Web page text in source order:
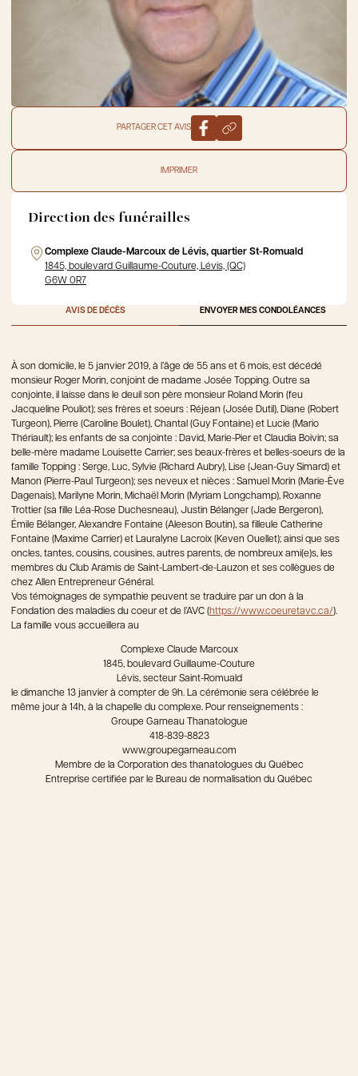
PARTAGER CET AVIS
IMPRIMER
Direction des funérailles
Complexe Claude-Marcoux de Lévis, quartier St-Romuald
1845, boulevard Guillaume-Couture, Lévis, (QC)
G6W 0R7
AVIS DE DÉCÈS ENVOYER MES CONDOLÉANCES
À son domicile, le 5 janvier 2019, à l’âge de 55 ans et 6 mois, est décédé
monsieur Roger Morin, conjoint de madame Josée Topping. Outre sa
conjointe, il laisse dans le deuil son père monsieur Roland Morin (feu
Jacqueline Pouliot); ses frères et soeurs : Réjean (Josée Dutil), Diane (Robert
Turgeon), Pierre (Caroline Boulet), Chantal (Guy Fontaine) et Lucie (Mario
Thériault); les enfants de sa conjointe : David, Marie-Pier et Claudia Boivin; sa
belle-mère madame Louisette Carrier; ses beaux-frères et belles-soeurs de la
famille Topping : Serge, Luc, Sylvie (Richard Aubry), Lise (Jean-Guy Simard) et
Manon (Pierre-Paul Turgeon); ses neveux et nièces : Samuel Morin (Marie-Ève
Dagenais), Marilyne Morin, Michaël Morin (Myriam Longchamp), Roxanne
Trottier (sa fille Léa-Rose Duchesneau), Justin Bélanger (Jade Bergeron),
Émile Bélanger, Alexandre Fontaine (Aleeson Boutin), sa filleule Catherine
Fontaine (Maxime Carrier) et Lauralyne Lacroix (Keven Ouellet); ainsi que ses
oncles, tantes, cousins, cousines, autres parents, de nombreux ami(e)s, les
membres du Club Aramis de Saint-Lambert-de-Lauzon et ses collègues de
chez Allen Entrepreneur Général.
Vos témoignages de sympathie peuvent se traduire par un don à la
Fondation des maladies du coeur et de l’AVC (https://www.coeuretavc.ca/).
La famille vous accueillera au
Complexe Claude Marcoux
1845, boulevard Guillaume-Couture
Lévis, secteur Saint-Romuald
le dimanche 13 janvier à compter de 9h. La cérémonie sera célébrée le
même jour à 14h, à la chapelle du complexe. Pour renseignements :
Groupe Garneau Thanatologue
418-839-8823
www.groupegarneau.com
Membre de la Corporation des thanatologues du Québec
Entreprise certifiée par le Bureau de normalisation du Québec